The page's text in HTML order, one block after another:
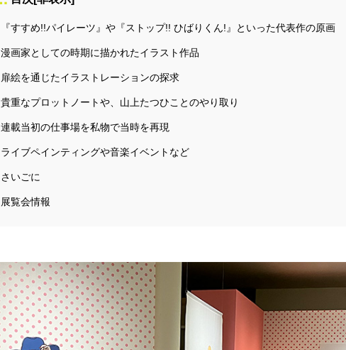
『すすめ!!パイレーツ』や『ストップ!! ひばりくん!』といった代表作の原画
漫画家としての時期に描かれたイラスト作品
扉絵を通じたイラストレーションの探求
貴重なプロットノートや、山上たつひことのやり取り
連載当初の仕事場を私物で当時を再現
ライブペインティングや音楽イベントなど
さいごに
展覧会情報